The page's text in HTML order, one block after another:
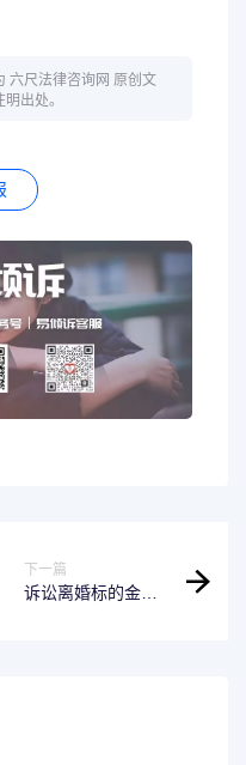
六尺法律咨询网 原创文
出处。
下一篇
诉讼离婚标的金额